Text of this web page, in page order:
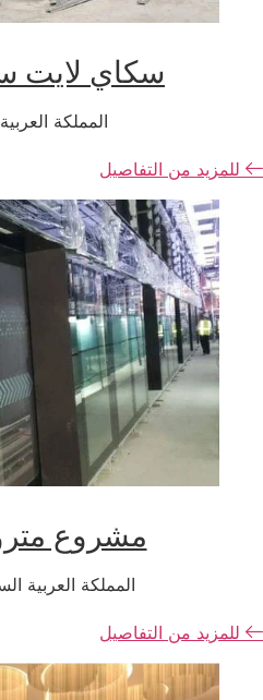
سكاي لايت
المملكة
للمزيد من التفاصيل
مشروع
المملكة العربية
للمزيد من التفاصيل